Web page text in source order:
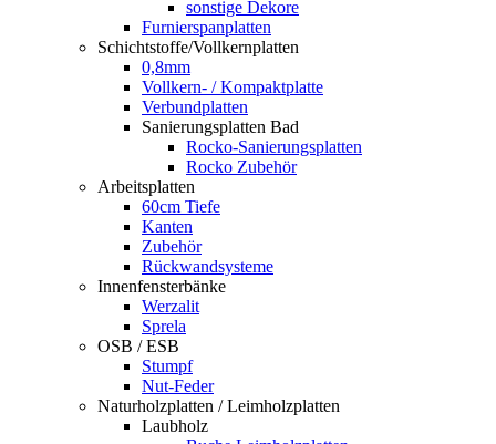
sonstige Dekore
Furnierspanplatten
Schichtstoffe/Vollkernplatten
0,8mm
Vollkern- / Kompaktplatte
Verbundplatten
Sanierungsplatten Bad
Rocko-Sanierungsplatten
Rocko Zubehör
Arbeitsplatten
60cm Tiefe
Kanten
Zubehör
Rückwandsysteme
Innenfensterbänke
Werzalit
Sprela
OSB / ESB
Stumpf
Nut-Feder
Naturholzplatten / Leimholzplatten
Laubholz